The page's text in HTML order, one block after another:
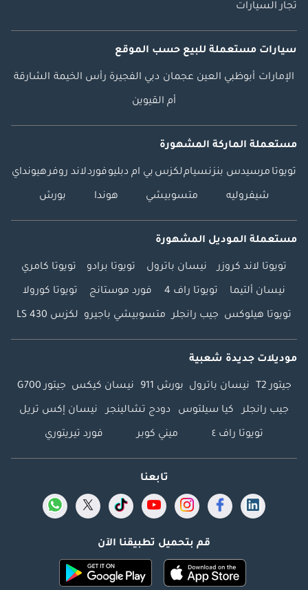
تجار السيارات
سيارات مستعملة للبيع حسب الموقع
الإمارات أبوظبي العين عجمان دبي الفجيرة رأس الخيمة الشارقة
أم القيوين
مستعملة الماركة المشهورة
تويوتا مرسيدس بنزنسياملكزس بي ام دبليوفوردلاند روفرهيونداي
شيفروليه متسوبيشي هوندا بورش
مستعملة الموديل المشهورة
تويوتا لاند كروزر نيسان باترول تويوتا برادو تويوتا كامري
نيسان ألتيما تويوتا راف 4 فورد موستانج تويوتا كورولا
تويوتا هيلوكس جيب رانجلر متسوبيشي باجيرو لكزس LS 430
موديلات جديدة شعبية
جيتور T2 نيسان باترول بورش 911 نيسان كيكس جيتور G700
جيب رانجلر كيا سيلتوس دودج تشالينجر نيسان إكس تريل
تويوتا راف ٤ ميني كوبر فورد تيريتوري
تابعنا
قم بتحميل تطبيقنا الآن